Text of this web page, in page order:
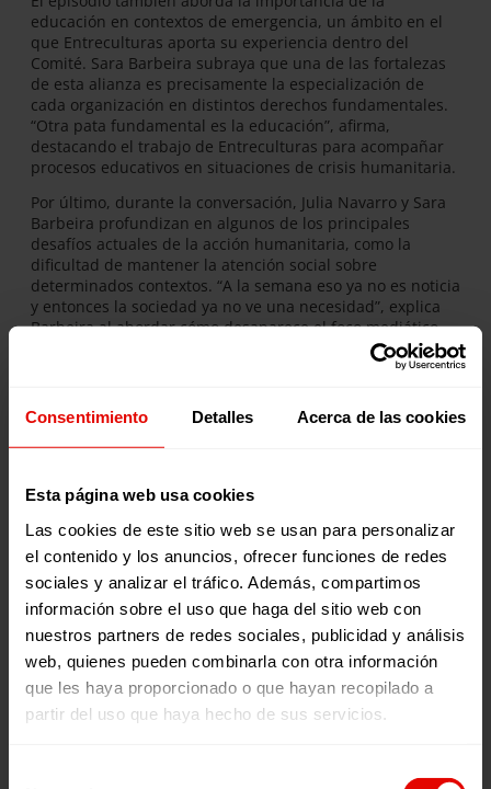
Consentimiento Detalles Acerca de las cookies
Esta página web usa cookies
Las cookies de este sitio web se usan para personalizar
el contenido y los anuncios, ofrecer funciones de redes
sociales y analizar el tráfico. Además, compartimos
información sobre el uso que haga del sitio web con
nuestros partners de redes sociales, publicidad y análisis
web, quienes pueden combinarla con otra información
que les haya proporcionado o que hayan recopilado a
partir del uso que haya hecho de sus servicios.
educación en contextos de emergencia, un ámbito en el
que Entreculturas aporta su experiencia dentro del
Comité. Sara Barbeira subraya que una de las fortalezas
de esta alianza es precisamente la especialización de
cada organización en distintos derechos fundamentales.
“Otra pata fundamental es la educación”, afirma,
destacando el trabajo de Entreculturas para acompañar
procesos educativos en situaciones de crisis humanitaria.
Por último, durante la conversación, Julia Navarro y Sara
Barbeira profundizan en algunos de los principales
desafíos actuales de la acción humanitaria, como la
dificultad de mantener la atención social sobre
determinados contextos. “A la semana eso ya no es noticia
y entonces la sociedad ya no ve una necesidad”, explica
Barbeira al abordar cómo desaparece el foco mediático
pese a que las necesidades humanitarias continúan.
con Julia Navarro?
Presentado por la escritora y periodista Julia Navarro,
Entreculturasque explora cuestiones sociales,
medioambientales y culturales a través de testimonios en
primera persona. Los programas se emiten todos los
jueves en nuestro canal de
Youtube , en Spotify , en
y enApple Podcast.